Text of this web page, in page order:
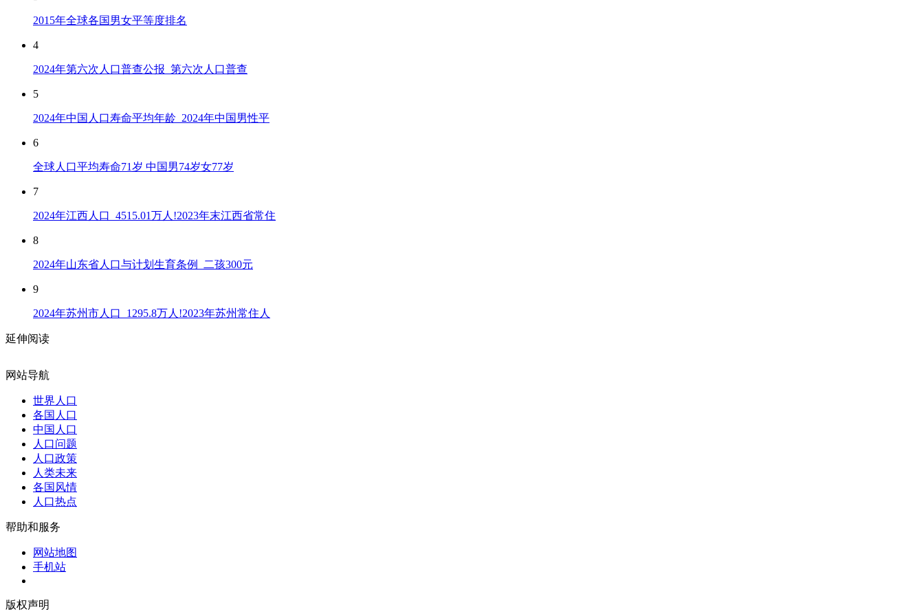
2015年全球各国男女平等度排名
4
2024年第六次人口普查公报_第六次人口普查
5
2024年中国人口寿命平均年龄_2024年中国男性平
6
全球人口平均寿命71岁 中国男74岁女77岁
7
2024年江西人口_4515.01万人!2023年末江西省常住
8
2024年山东省人口与计划生育条例_二孩300元
9
2024年苏州市人口_1295.8万人!2023年苏州常住人
延伸阅读
网站导航
世界人口
各国人口
中国人口
人口问题
人口政策
人类未来
各国风情
人口热点
帮助和服务
网站地图
手机站
版权声明